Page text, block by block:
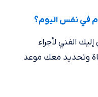
في نفس اليوم؟
الفني لأجراء
وتحديد معك موعد